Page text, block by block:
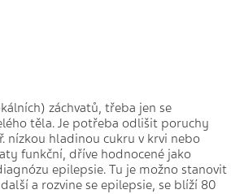
záchvatů, třeba jen se
těla. Je potřeba odlišit poruchy
nízkou hladinou cukru v krvi nebo
funkční, dříve hodnocené jako
epilepsie. Tu je možno stanovit
a rozvine se epilepsie, se blíží 80